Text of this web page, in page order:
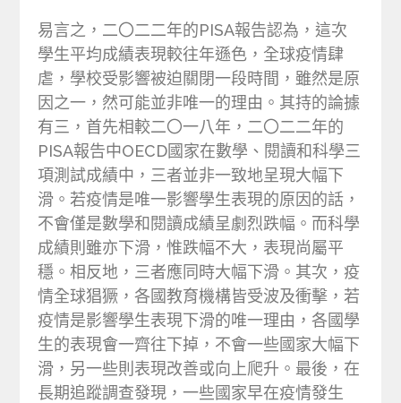
易言之，二〇二二年的PISA報告認為，這次
學生平均成績表現較往年遜色，全球疫情肆
虐，學校受影響被迫關閉一段時間，雖然是原
因之一，然可能並非唯一的理由。其持的論據
有三，首先相較二〇一八年，二〇二二年的
PISA報告中OECD國家在數學、閱讀和科學三
項測試成績中，三者並非一致地呈現大幅下
滑。若疫情是唯一影響學生表現的原因的話，
不會僅是數學和閱讀成績呈劇烈跌幅。而科學
成績則雖亦下滑，惟跌幅不大，表現尚屬平
穩。相反地，三者應同時大幅下滑。其次，疫
情全球猖獗，各國教育機構皆受波及衝擊，若
疫情是影響學生表現下滑的唯一理由，各國學
生的表現會一齊往下掉，不會一些國家大幅下
滑，另一些則表現改善或向上爬升。最後，在
長期追蹤調查發現，一些國家早在疫情發生